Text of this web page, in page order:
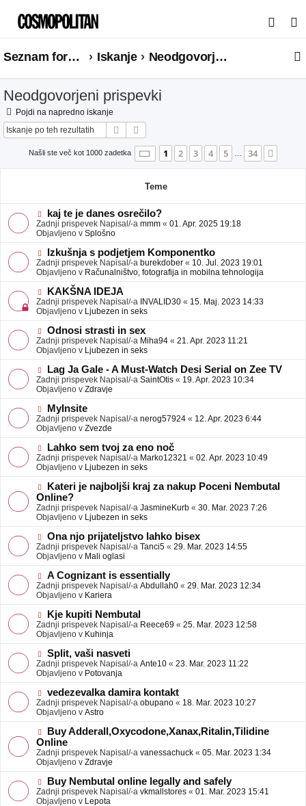
s
a
Seznam forumov Iskanje Neodgovorjeni prispevki
Neodgovorjeni prispevki
Pojdi na napredno iskanje
Iskanje
Našli ste več kot 1000 zadetka Stran 1od34
1 2 3 4 5 … 34
Teme
N
o
v
e
o
b
j
a
v
e
kaj te je danes osrečilo?
Zadnji prispevek Napisal/-a mmm « 01. Apr. 2025 19:18
Objavljeno v Splošno
N
o
v
e
o
b
j
a
v
e
Izkušnja s podjetjem Komponentko
Zadnji prispevek Napisal/-a burekdober « 10. Jul. 2023 19:01
Objavljeno v Računalništvo, fotografija in mobilna tehnologija
N
o
v
e
o
b
j
a
v
e
KAKŠNA IDEJA
Zadnji prispevek Napisal/-a INVALID30 « 15. Maj. 2023 14:33
Objavljeno v Ljubezen in seks
N
o
v
e
o
b
j
a
v
e
Odnosi strasti in sex
Zadnji prispevek Napisal/-a Miha94 « 21. Apr. 2023 11:21
Objavljeno v Ljubezen in seks
N
o
v
e
o
b
j
a
v
e
Lag Ja Gale - A Must-Watch Desi Serial on Zee TV
Zadnji prispevek Napisal/-a SaintOtis « 19. Apr. 2023 10:34
Objavljeno v Zdravje
N
o
v
e
o
b
j
a
v
e
MyInsite
Zadnji prispevek Napisal/-a nerog57924 « 12. Apr. 2023 6:44
Objavljeno v Zvezde
N
o
v
e
o
b
j
a
v
e
Lahko sem tvoj za eno noč
Zadnji prispevek Napisal/-a Marko12321 « 02. Apr. 2023 10:49
Objavljeno v Ljubezen in seks
N
o
v
e
o
b
j
a
v
Kateri je najboljši kraj za nakup Poceni Nembutal
Online?
Zadnji prispevek Napisal/-a JasmineKurb « 30. Mar. 2023 7:26
Objavljeno v Ljubezen in seks
N
o
v
e
o
b
j
a
v
e
Ona njo prijateljstvo lahko bisex
Zadnji prispevek Napisal/-a Tanci5 « 29. Mar. 2023 14:55
Objavljeno v Mali oglasi
N
o
v
e
o
b
j
a
v
e
A Cognizant is essentially
Zadnji prispevek Napisal/-a Abdullah0 « 29. Mar. 2023 12:34
Objavljeno v Kariera
N
o
v
e
o
b
j
a
v
e
Kje kupiti Nembutal
Zadnji prispevek Napisal/-a Reece69 « 25. Mar. 2023 12:58
Objavljeno v Kuhinja
N
o
v
e
o
b
j
a
v
e
Split, vaši nasveti
Zadnji prispevek Napisal/-a Ante10 « 23. Mar. 2023 11:22
Objavljeno v Potovanja
N
o
v
e
o
b
j
a
v
e
vedezevalka damira kontakt
Zadnji prispevek Napisal/-a obupano « 18. Mar. 2023 10:27
Objavljeno v Astro
N
o
v
e
o
b
j
a
Buy Adderall,Oxycodone,Xanax,Ritalin,Tilidine
Online
Zadnji prispevek Napisal/-a vanessachuck « 05. Mar. 2023 1:34
Objavljeno v Zdravje
N
o
v
Buy Nembutal online legally and safely
Zadnji prispevek Napisal/-a vkmallstores « 01. Mar. 2023 15:41
Objavljeno v Lepota